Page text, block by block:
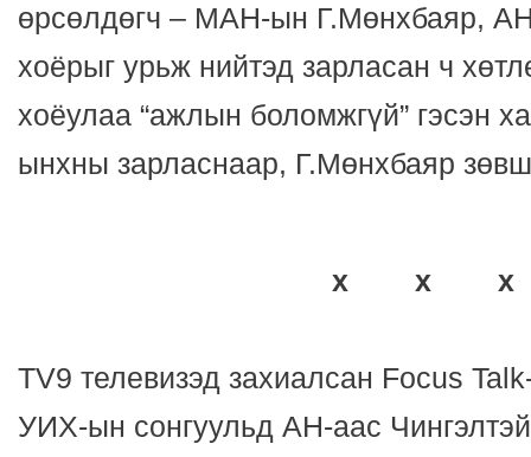
өрсөлдөгч – МАН-ын Г.Мөнхбаяр,
хоёрыг урьж нийтэд зарласан ч
хоёулаа “ажлын боломжгүй” гэсэн
ынхны зарласнаар, Г.Мөнхбаяр
x x x
TV9 телевизэд захиалсан Focus
УИХ-ын сонгуульд АН-аас